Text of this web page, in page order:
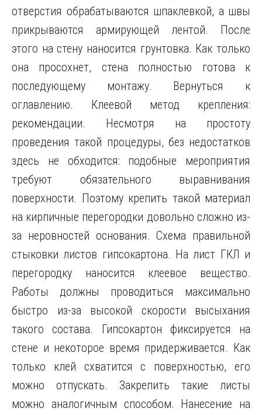
отверстия обрабатываются шпаклевкой, а швы
прикрываются армирующей лентой. После
этого на стену наносится грунтовка. Как только
она просохнет, стена полностью готова к
последующему монтажу. Вернуться к
оглавлению. Клеевой метод крепления:
рекомендации. Несмотря на простоту
проведения такой процедуры, без недостатков
здесь не обходится: подобные мероприятия
требуют обязательного выравнивания
поверхности. Поэтому крепить такой материал
на кирпичные перегородки довольно сложно из-
за неровностей основания. Схема правильной
стыковки листов гипсокартона. На лист ГКЛ и
перегородку наносится клеевое вещество.
Работы должны проводиться максимально
быстро из-за высокой скорости высыхания
такого состава. Гипсокартон фиксируется на
стене и некоторое время придерживается. Как
только клей схватится с поверхностью, его
можно отпускать. Закрепить такие листы
можно аналогичным способом. Нанесение на